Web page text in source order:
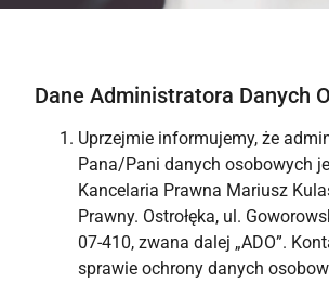
Dane Administratora Danych
Uprzejmie informujemy, że
Pana/Pani danych osobowych
Kancelaria Prawna Mariusz
Prawny. Ostrołęka, ul.
07-410, zwana dalej „ADO”.
sprawie ochrony danych